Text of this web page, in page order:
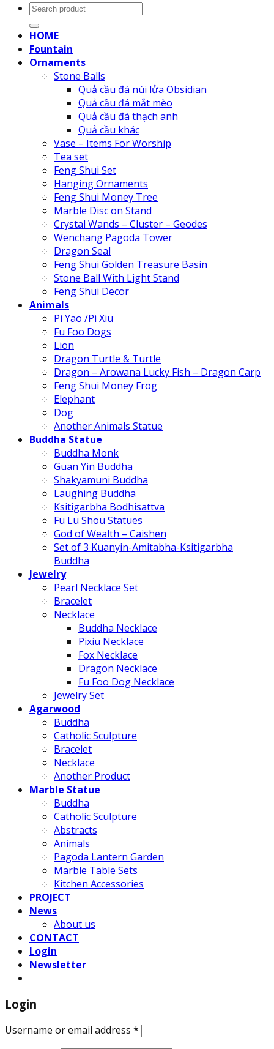
Search
for:
HOME
Fountain
Ornaments
Stone Balls
Quả cầu đá núi lửa Obsidian
Quả cầu đá mắt mèo
Quả cầu đá thạch anh
Quả cầu khác
Vase – Items For Worship
Tea set
Feng Shui Set
Hanging Ornaments
Feng Shui Money Tree
Marble Disc on Stand
Crystal Wands – Cluster – Geodes
Wenchang Pagoda Tower
Dragon Seal
Feng Shui Golden Treasure Basin
Stone Ball With Light Stand
Feng Shui Decor
Animals
Pi Yao /Pi Xiu
Fu Foo Dogs
Lion
Dragon Turtle & Turtle
Dragon – Arowana Lucky Fish – Dragon Carp
Feng Shui Money Frog
Elephant
Dog
Another Animals Statue
Buddha Statue
Buddha Monk
Guan Yin Buddha
Shakyamuni Buddha
Laughing Buddha
Ksitigarbha Bodhisattva
Fu Lu Shou Statues
God of Wealth – Caishen
Set of 3 Kuanyin-Amitabha-Ksitigarbha
Buddha
Jewelry
Pearl Necklace Set
Bracelet
Necklace
Buddha Necklace
Pixiu Necklace
Fox Necklace
Dragon Necklace
Fu Foo Dog Necklace
Jewelry Set
Agarwood
Buddha
Catholic Sculpture
Bracelet
Necklace
Another Product
Marble Statue
Buddha
Catholic Sculpture
Abstracts
Animals
Pagoda Lantern Garden
Marble Table Sets
Kitchen Accessories
PROJECT
News
About us
CONTACT
Login
Newsletter
Login
Username or email address *